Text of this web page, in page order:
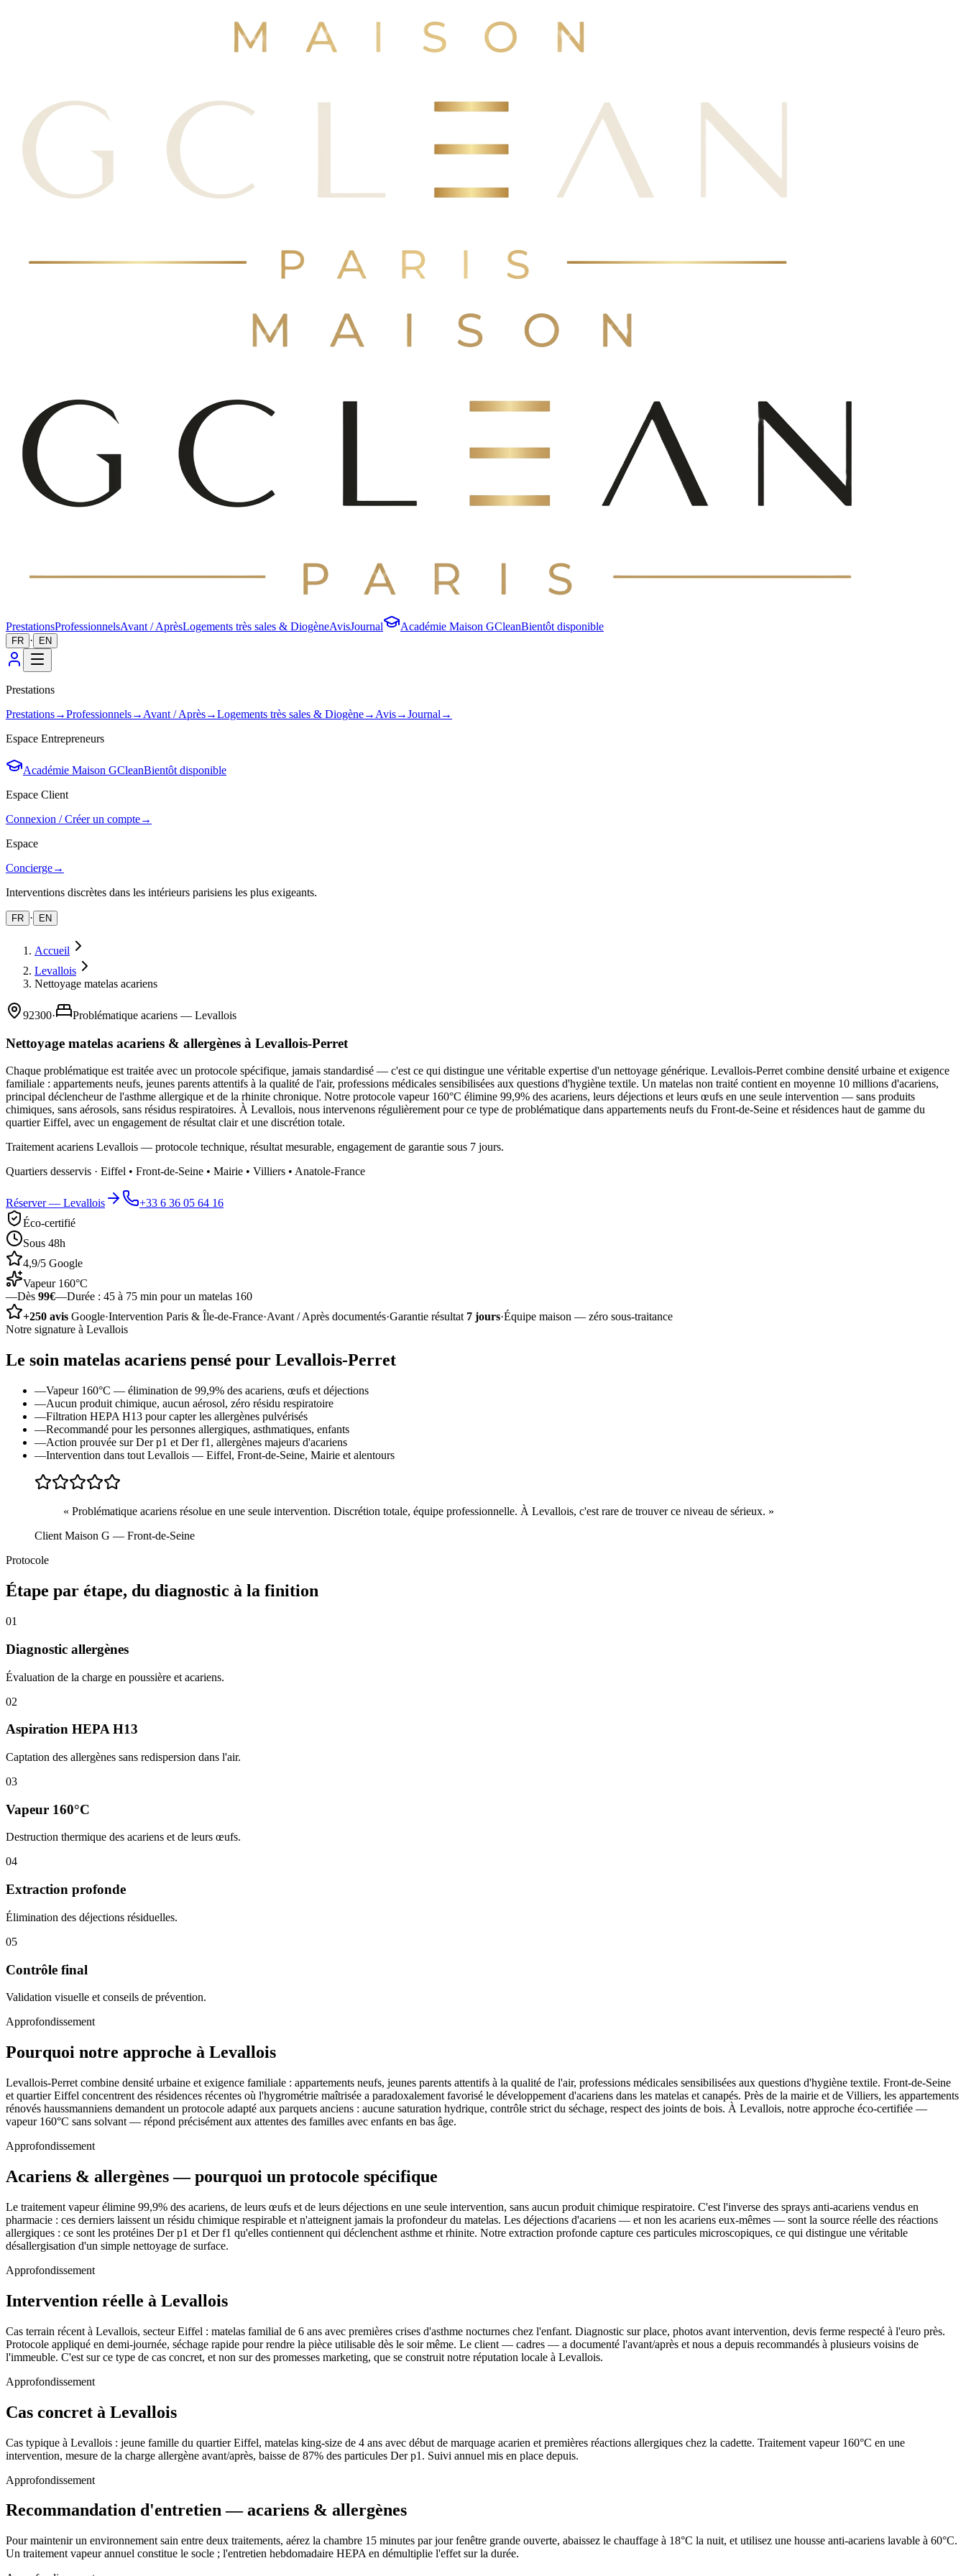
PrestationsProfessionnelsAvant / AprèsLogements très sales & DiogèneAvisJournal Académie Maison GCleanBientôt disponible
FR · EN
Prestations
Prestations→Professionnels→ Avant / Après→Logements très sales & Diogène→ Avis→Journal →
Espace Entrepreneurs
Académie Maison GCleanBientôt disponible
Espace Client
Connexion / Créer un compte→
Espace
Concierge→
Interventions discrètes dans les intérieurs parisiens les plus exigeants.
FR · EN
Accueil
Levallois
Nettoyage matelas acariens
92300· Problématique acariens — Levallois
Nettoyage matelas acariens & allergènes à Levallois-Perret
Chaque problématique est traitée avec un protocole spécifique, jamais standardisé — c'est ce qui distingue une véritable expertise d'un nettoyage générique. Levallois-Perret combine densité urbaine et exigence
familiale : appartements neufs, jeunes parents attentifs à la qualité de l'air, professions médicales sensibilisées aux questions d'hygiène textile. Un matelas non traité contient en moyenne 10 millions d'acariens,
principal déclencheur de l'asthme allergique et de la rhinite chronique. Notre protocole vapeur 160°C élimine 99,9% des acariens, leurs déjections et leurs œufs en une seule intervention — sans produits
chimiques, sans aérosols, sans résidus respiratoires. À Levallois, nous intervenons régulièrement pour ce type de problématique dans appartements neufs du Front-de-Seine et résidences haut de gamme du
quartier Eiffel, avec un engagement de résultat clair et une discrétion totale.
Traitement acariens Levallois — protocole technique, résultat mesurable, engagement de garantie sous 7 jours.
Quartiers desservis · Eiffel • Front-de-Seine • Mairie • Villiers • Anatole-France
Réserver — Levallois
+33 6 36 05 64 16
Éco-certifié
Sous 48h
4,9/5 Google
Vapeur 160°C
—Dès 99€—Durée : 45 à 75 min pour un matelas 160
+250 avis Google·Intervention Paris & Île-de-France·Avant / Après documentés·Garantie résultat 7 jours·Équipe maison — zéro sous-traitance
Notre signature à Levallois
Le soin matelas acariens pensé pour Levallois-Perret
—Vapeur 160°C — élimination de 99,9% des acariens, œufs et déjections
—Aucun produit chimique, aucun aérosol, zéro résidu respiratoire
—Filtration HEPA H13 pour capter les allergènes pulvérisés
—Recommandé pour les personnes allergiques, asthmatiques, enfants
—Action prouvée sur Der p1 et Der f1, allergènes majeurs d'acariens
—Intervention dans tout Levallois — Eiffel, Front-de-Seine, Mairie et alentours
« Problématique acariens résolue en une seule intervention. Discrétion totale, équipe professionnelle. À Levallois, c'est rare de trouver ce niveau de sérieux. »
Client Maison G — Front-de-Seine
Protocole
Étape par étape, du diagnostic à la finition
01
Diagnostic allergènes
Évaluation de la charge en poussière et acariens.
02
Aspiration HEPA H13
Captation des allergènes sans redispersion dans l'air.
03
Vapeur 160°C
Destruction thermique des acariens et de leurs œufs.
04
Extraction profonde
Élimination des déjections résiduelles.
05
Contrôle final
Validation visuelle et conseils de prévention.
Approfondissement
Pourquoi notre approche à Levallois
Levallois-Perret combine densité urbaine et exigence familiale : appartements neufs, jeunes parents attentifs à la qualité de l'air, professions médicales sensibilisées aux questions d'hygiène textile. Front-de-Seine
et quartier Eiffel concentrent des résidences récentes où l'hygrométrie maîtrisée a paradoxalement favorisé le développement d'acariens dans les matelas et canapés. Près de la mairie et de Villiers, les appartements
rénovés haussmanniens demandent un protocole adapté aux parquets anciens : aucune saturation hydrique, contrôle strict du séchage, respect des joints de bois. À Levallois, notre approche éco-certifiée —
vapeur 160°C sans solvant — répond précisément aux attentes des familles avec enfants en bas âge.
Approfondissement
Acariens & allergènes — pourquoi un protocole spécifique
Le traitement vapeur élimine 99,9% des acariens, de leurs œufs et de leurs déjections en une seule intervention, sans aucun produit chimique respiratoire. C'est l'inverse des sprays anti-acariens vendus en
pharmacie : ces derniers laissent un résidu chimique respirable et n'atteignent jamais la profondeur du matelas. Les déjections d'acariens — et non les acariens eux-mêmes — sont la source réelle des réactions
allergiques : ce sont les protéines Der p1 et Der f1 qu'elles contiennent qui déclenchent asthme et rhinite. Notre extraction profonde capture ces particules microscopiques, ce qui distingue une véritable
désallergisation d'un simple nettoyage de surface.
Approfondissement
Intervention réelle à Levallois
Cas terrain récent à Levallois, secteur Eiffel : matelas familial de 6 ans avec premières crises d'asthme nocturnes chez l'enfant. Diagnostic sur place, photos avant intervention, devis ferme respecté à l'euro près.
Protocole appliqué en demi-journée, séchage rapide pour rendre la pièce utilisable dès le soir même. Le client — cadres — a documenté l'avant/après et nous a depuis recommandés à plusieurs voisins de
l'immeuble. C'est sur ce type de cas concret, et non sur des promesses marketing, que se construit notre réputation locale à Levallois.
Approfondissement
Cas concret à Levallois
Cas typique à Levallois : jeune famille du quartier Eiffel, matelas king-size de 4 ans avec début de marquage acarien et premières réactions allergiques chez la cadette. Traitement vapeur 160°C en une
intervention, mesure de la charge allergène avant/après, baisse de 87% des particules Der p1. Suivi annuel mis en place depuis.
Approfondissement
Recommandation d'entretien — acariens & allergènes
Pour maintenir un environnement sain entre deux traitements, aérez la chambre 15 minutes par jour fenêtre grande ouverte, abaissez le chauffage à 18°C la nuit, et utilisez une housse anti-acariens lavable à 60°C.
Un traitement vapeur annuel constitue le socle ; l'entretien hebdomadaire HEPA en démultiplie l'effet sur la durée.